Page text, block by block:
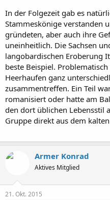
In der Folgezeit gab es
Stammeskönige verstanden
gründeten, aber auch ihre
uneinheitlich. Die Sachsen
langobardischen Eroberung
beste Beispiel.
Heerhaufen ganz
zusammentreffen. Ein Teil
romanisiert oder hatte am
den dort üblichen Lebensstil
Gruppe direkt aus dem
Armer Konrad
Aktives Mitglied
21. Okt. 2015